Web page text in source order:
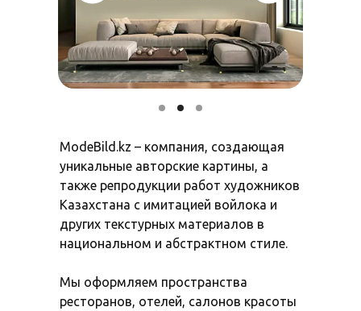
ModeBild.kz – компания, создающая
уникальные авторские картины, а
также репродукции работ художников
Казахстана с имитацией войлока и
других текстурных материалов в
национальном и абстрактном стиле.
Мы оформляем пространства
ресторанов, отелей, салонов красоты